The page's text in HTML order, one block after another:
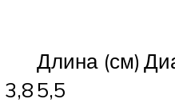
Длина (см)
3,85,5